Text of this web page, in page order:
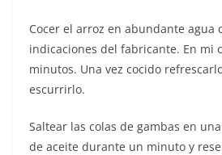
Cocer el arroz en abundante agua
indicaciones del fabricante. En mi
minutos. Una vez cocido
escurrirlo.
Saltear las colas de gambas en
de aceite durante un minuto y